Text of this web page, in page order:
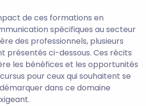
de ces formations en
spécifiques au secteur
des professionnels, plusieurs
présentés ci-dessous. Ces récits
les bénéfices et les opportunités
pour ceux qui souhaitent se
dans ce domaine